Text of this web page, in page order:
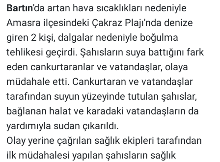
Bartın'da artan hava sıcaklıkları nedeniyle
Amasra ilçesindeki Çakraz Plajı'nda denize
giren 2 kişi, dalgalar nedeniyle boğulma
tehlikesi geçirdi. Şahısların suya battığını fark
eden cankurtaranlar ve vatandaşlar, olaya
müdahale etti. Cankurtaran ve vatandaşlar
tarafından suyun yüzeyinde tutulan şahıslar,
bağlanan halat ve karadaki vatandaşların da
yardımıyla sudan çıkarıldı.
Olay yerine çağrılan sağlık ekipleri tarafından
ilk müdahalesi yapılan şahısların sağlık